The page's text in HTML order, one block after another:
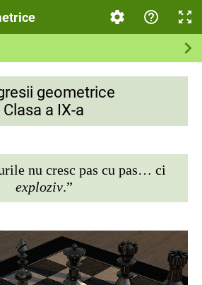
geometrice
Clasa a IX-a
nu cresc pas cu pas… ci
exploziv.”